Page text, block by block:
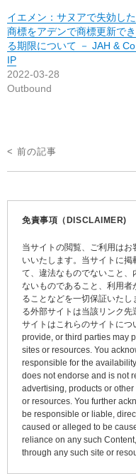
イエメン：サヌアで失効した
商標をアデンで商標更新でき
る期限について － JAH & Co.
IP
2022-03-28
Outbound
投
稿
< 前の記事
免責事項（DISCLAIMER)
当サイトの閲覧、ご利用は
いいたします。当サイトに
て、違法なものでないこと、
ないものであること、利用
ることなどを一切保証いた
る外部サイトは当該リンク
サイトはこれらのサイトに
provide, or third parties may
sites or resources. You
responsible for the
does not endorse and is not
advertising, products or
or resources. You further
be responsible or liable,
caused or alleged to be
reliance on any such
through any such site or